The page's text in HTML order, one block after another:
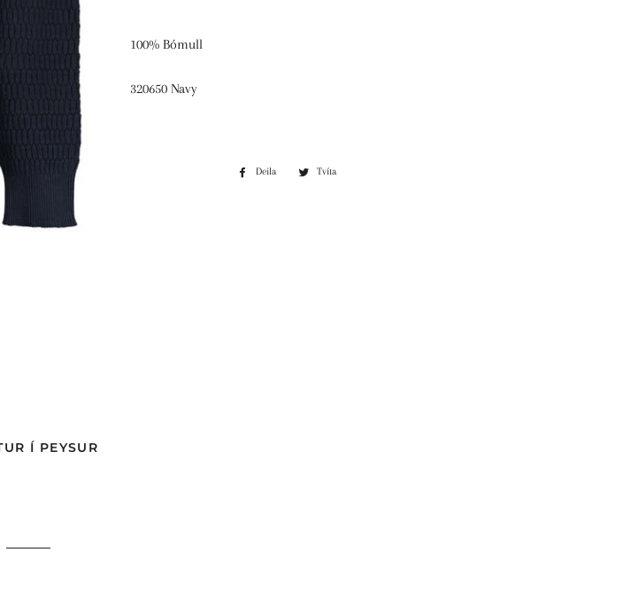
100% Bómull
320650 Navy
Deila
Deila
Tvíta
Í PEYSUR